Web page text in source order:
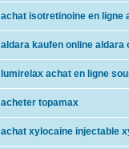
achat isotretinoine en ligne
aldara kaufen online aldara
lumirelax achat en ligne
acheter topamax
achat xylocaine injectable